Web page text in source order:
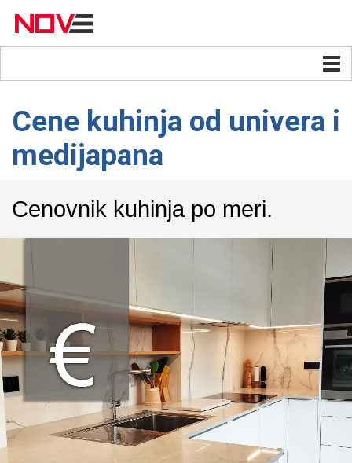
Cene kuhinja od univera i
medijapana
Cenovnik kuhinja po meri.